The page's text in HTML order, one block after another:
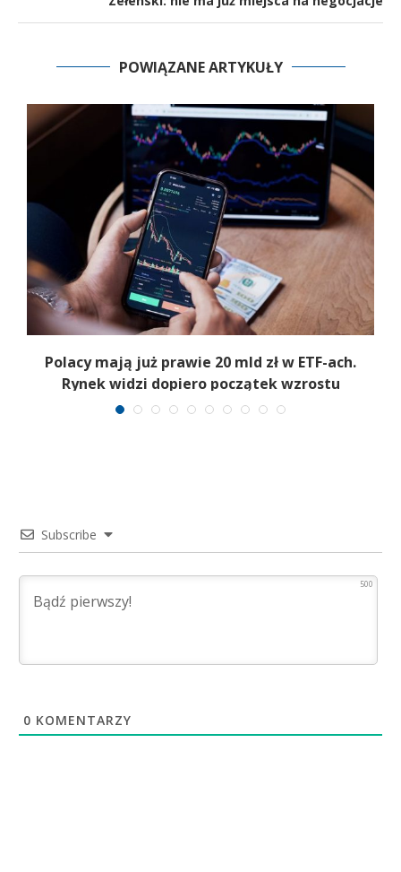
POWIĄZANE ARTYKUŁY
Polacy mają już prawie 20 mld zł w ETF-ach.
Rynek widzi dopiero początek wzrostu
Subscribe
500
0 KOMENTARZY